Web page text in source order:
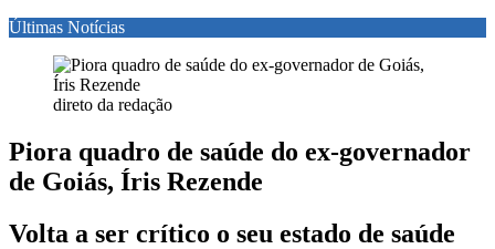
Últimas Notícias
direto da redação
Piora quadro de saúde do ex-governador
de Goiás, Íris Rezende
Volta a ser crítico o seu estado de saúde